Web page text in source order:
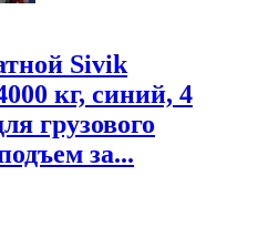
Sivik
кг, синий, 4
грузового
за...